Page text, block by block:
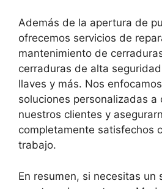
Además de la apertura de
ofrecemos servicios de
mantenimiento de
cerraduras de alta
llaves y más. Nos
soluciones personalizadas a
nuestros clientes y
completamente satisfechos
trabajo.
En resumen, si necesitas un